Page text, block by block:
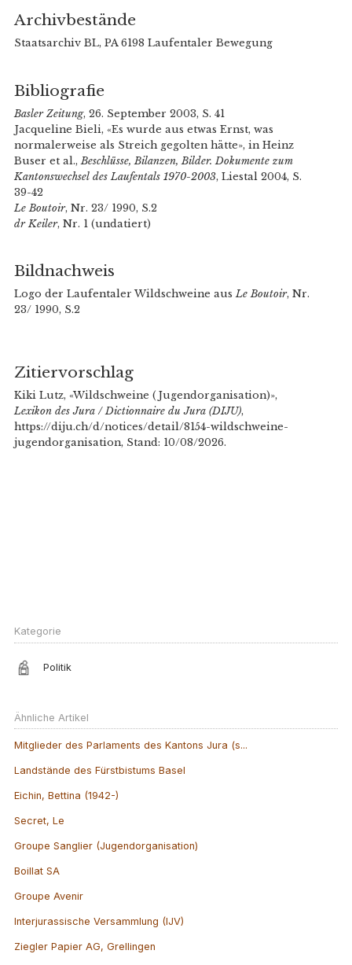
Archivbestände
Staatsarchiv BL, PA 6198 Laufentaler Bewegung
Bibliografie
Basler Zeitung, 26. September 2003, S. 41
Jacqueline Bieli, «Es wurde aus etwas Ernst, was
normalerweise als Streich gegolten hätte», in Heinz
Buser et al., Beschlüsse, Bilanzen, Bilder. Dokumente zum
Kantonswechsel des Laufentals 1970-2003, Liestal 2004, S.
39-42
Le Boutoir, Nr. 23/ 1990, S.2
dr Keiler, Nr. 1 (undatiert)
Bildnachweis
Logo der Laufentaler Wildschweine aus Le Boutoir, Nr.
23/ 1990, S.2
Zitiervorschlag
Kiki Lutz, «Wildschweine (Jugendorganisation)»,
Lexikon des Jura / Dictionnaire du Jura (DIJU),
https://diju.ch/d/notices/detail/8154-wildschweine-
jugendorganisation, Stand: 10/08/2026.
Kategorie
Politik
Ähnliche Artikel
Mitglieder des Parlaments des Kantons Jura (s...
Landstände des Fürstbistums Basel
Eichin, Bettina (1942-)
Secret, Le
Groupe Sanglier (Jugendorganisation)
Boillat SA
Groupe Avenir
Interjurassische Versammlung (IJV)
Ziegler Papier AG, Grellingen